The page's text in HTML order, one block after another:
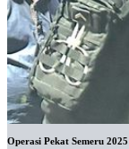
Operasi Pekat Semeru